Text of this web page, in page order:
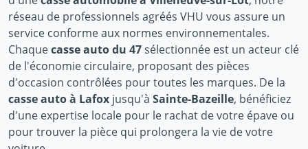
réseau de professionnels agréés VHU vous assure un
service conforme aux normes environnementales.
Chaquecasse auto du 47sélectionnée est un acteur clé
de l'économie circulaire, proposant des pièces
d'occasion contrôlées pour toutes les marques. De la
casse auto à Lafox jusqu'à Sainte-Bazeille, bénéficiez
d'une expertise locale pour le rachat de votre épave ou
pour trouver la pièce qui prolongera la vie de votre